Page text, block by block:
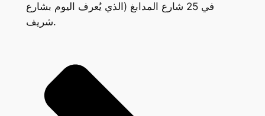
في 25 شارع المدابغ (الذي يُعرف اليوم بشارع
شريف.